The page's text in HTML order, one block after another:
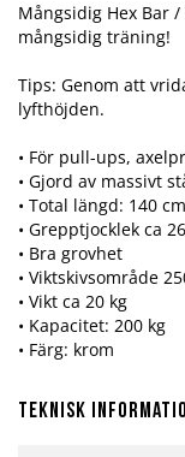
Mångsidig Hex Bar
mångsidig träning!
Tips: Genom att
lyfthöjden.
• För pull-ups,
• Gjord av massivt
• Total längd: 140 cm
• Grepptjocklek ca
• Bra grovhet
• Viktskivsområde
• Vikt ca 20 kg
• Kapacitet: 200 kg
• Färg: krom
Teknisk